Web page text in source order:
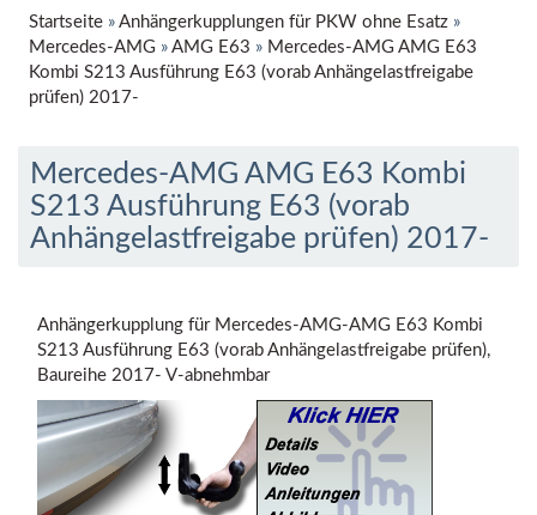
Startseite » Anhängerkupplungen für PKW ohne Esatz »
Mercedes-AMG » AMG E63 » Mercedes-AMG AMG E63
Kombi S213 Ausführung E63 (vorab Anhängelastfreigabe
prüfen) 2017-
Mercedes-AMG AMG E63 Kombi
S213 Ausführung E63 (vorab
Anhängelastfreigabe prüfen) 2017-
Anhängerkupplung für Mercedes-AMG-AMG E63 Kombi
S213 Ausführung E63 (vorab Anhängelastfreigabe prüfen),
Baureihe 2017- V-abnehmbar